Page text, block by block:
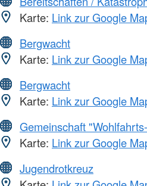
Karte: Link zur Google
Bergwacht
Karte: Link zur Google
Bergwacht
Karte: Link zur Google
Gemeinschaft
Karte: Link zur Google
Jugendrotkreuz